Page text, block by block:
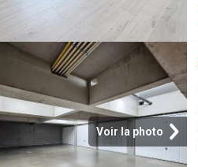
Voir la photo